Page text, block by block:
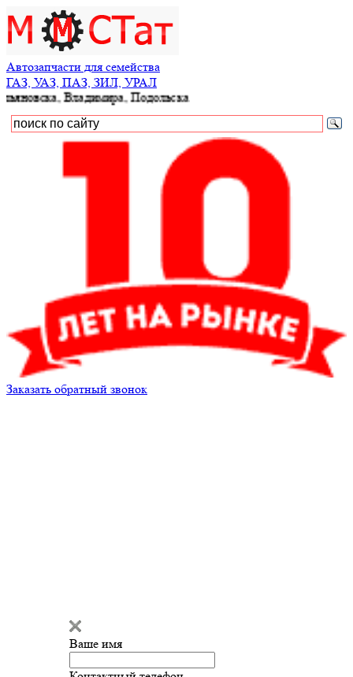
Автозапчасти для семейства
ГАЗ, УАЗ, ПАЗ, ЗИЛ, УРАЛ
Владимира, Подольска
Заказать обратный звонок
Ваше имя
Введите сообщение